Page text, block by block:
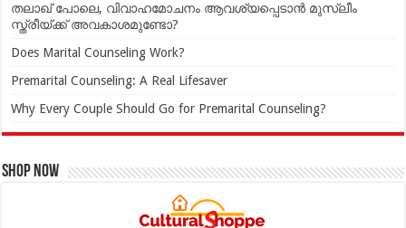
തലാഖ് പോലെ, വിവാഹമോചനം ആവശ്യപ്പെടാൻ മുസ്ലീം
സ്ത്രീയ്ക്ക് അവകാശമുണ്ടോ?
Does Marital Counseling Work?
Premarital Counseling: A Real Lifesaver
Why Every Couple Should Go for Premarital Counseling?
Shop Now